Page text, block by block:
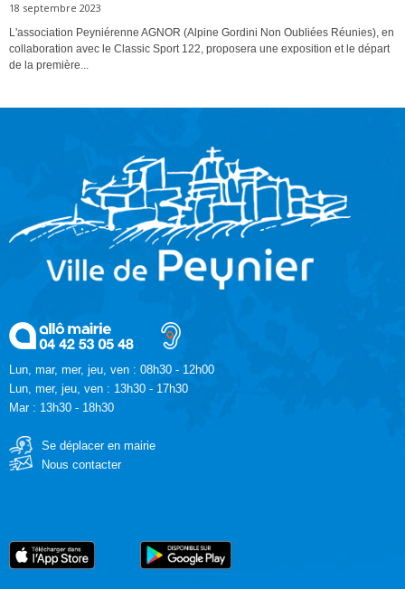
18 septembre 2023
L'association Peyniérenne AGNOR (Alpine Gordini Non Oubliées Réunies), en
collaboration avec le Classic Sport 122, proposera une exposition et le départ
de la première...
Lun, mar, mer, jeu, ven : 08h30 - 12h00
Lun, mer, jeu, ven : 13h30 - 17h30
Mar : 13h30 - 18h30
Se déplacer en mairie
Nous contacter